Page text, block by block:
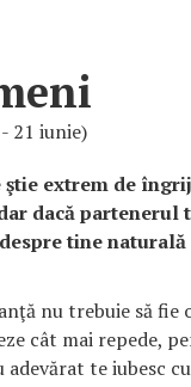
21 iunie)
ştie extrem de
dacă partenerul
tine
nu trebuie să fie
cât mai repede,
adevărat te iubesc